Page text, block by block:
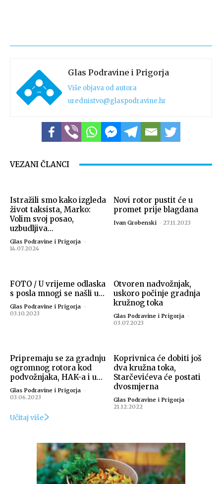
Glas Podravine i Prigorja
Više objava od autora
urednistvo@glaspodravine.hr
VEZANI ČLANCI
Istražili smo kako izgleda
život taksista, Marko:
Volim svoj posao,
uzbudljiva...
Glas Podravine i Prigorja -
14.07.2024
Novi rotor pustit će u
promet prije blagdana
Ivan Grobenski - 27.11.2023
FOTO / U vrijeme odlaska
s posla mnogi se našli u...
Glas Podravine i Prigorja -
03.10.2023
Otvoren nadvožnjak,
uskoro počinje gradnja
kružnog toka
Glas Podravine i Prigorja -
03.07.2023
Pripremaju se za gradnju
ogromnog rotora kod
podvožnjaka, HAK-a i u...
Glas Podravine i Prigorja -
03.06.2023
Koprivnica će dobiti još
dva kružna toka,
Starčevićeva će postati
dvosmjerna
Glas Podravine i Prigorja -
21.12.2022
Učitaj više